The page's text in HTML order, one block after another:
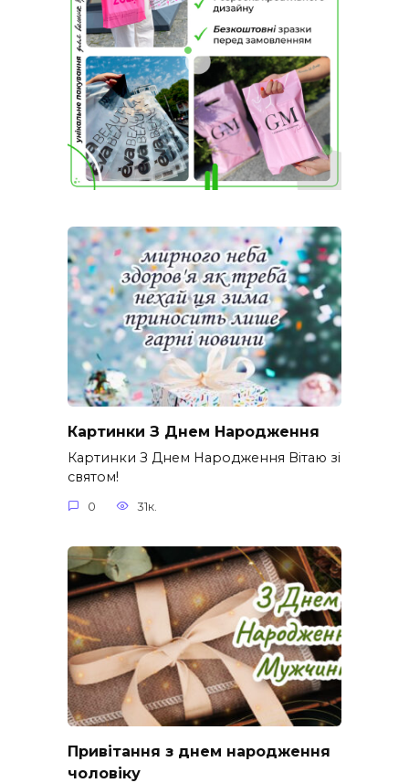
Картинки З Днем Народження
Картинки З Днем Народження Вітаю зі
святом!
0 31к.
Привітання з днем народження
чоловіку